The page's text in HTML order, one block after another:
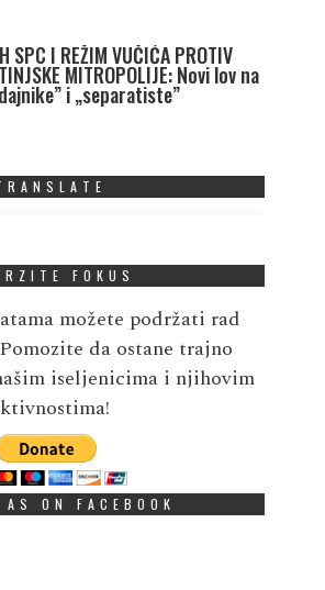
SPC I REŽIM VUČIĆA PROTIV
MITROPOLIJE: Novi lov na
i „separatiste”
FOKUS
možete podržati rad
da ostane trajno
iseljenicima i njihovim
AS ON FACEBOOK